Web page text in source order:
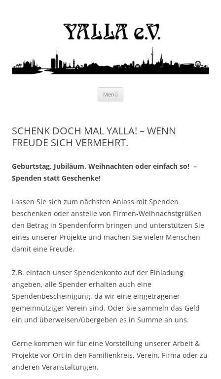
Menü
SCHENK DOCH MAL YALLA! – WENN
FREUDE SICH VERMEHRT.
Geburtstag, Jubiläum, Weihnachten oder einfach so! –
Spenden statt Geschenke!
Lassen Sie sich zum nächsten Anlass mit Spenden
beschenken oder anstelle von Firmen-Weihnachstgrüßen
den Betrag in Spendenform bringen und unterstützen Sie
eines unserer Projekte und machen Sie vielen Menschen
damit eine Freude.
Z.B. einfach unser Spendenkonto auf der Einladung
angeben, alle Spender erhalten auch eine
Spendenbescheinigung, da wir eine eingetragener
gemeinnütziger Verein sind. Oder Sie sammeln das Geld
ein und überweisen/übergeben es in Summe an uns.
Gerne kommen wir für eine Vorstellung unserer Arbeit &
Projekte vor Ort in den Familienkreis, Verein, Firma oder zu
anderen Veranstaltungen.